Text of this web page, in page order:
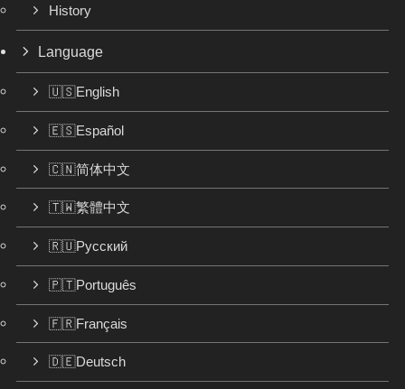
History
Language
🇺🇸English
🇪🇸Español
🇨🇳简体中文
🇹🇼繁體中文
🇷🇺Русский
🇵🇹Português
🇫🇷Français
🇩🇪Deutsch